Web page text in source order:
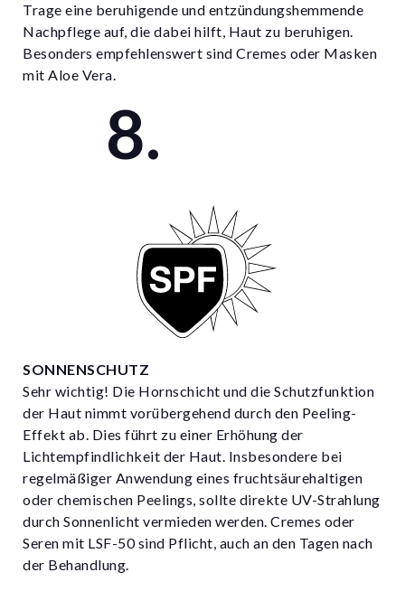
Trage eine beruhigende und entzündungshemmende
Nachpflege auf, die dabei hilft, Haut zu beruhigen.
Besonders empfehlenswert sind Cremes oder Masken
mit Aloe Vera.
SONNENSCHUTZ
Sehr wichtig! Die Hornschicht und die Schutzfunktion
der Haut nimmt vorübergehend durch den Peeling-
Effekt ab. Dies führt zu einer Erhöhung der
Lichtempfindlichkeit der Haut. Insbesondere bei
regelmäßiger Anwendung eines fruchtsäurehaltigen
oder chemischen Peelings, sollte direkte UV-Strahlung
durch Sonnenlicht vermieden werden. Cremes oder
Seren mit LSF-50 sind Pflicht, auch an den Tagen nach
der Behandlung.